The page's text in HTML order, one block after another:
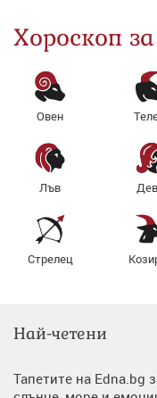
Хороскоп
Овен
Лъв
Стрелец
Най-четени
Тапетите на Edna.bg